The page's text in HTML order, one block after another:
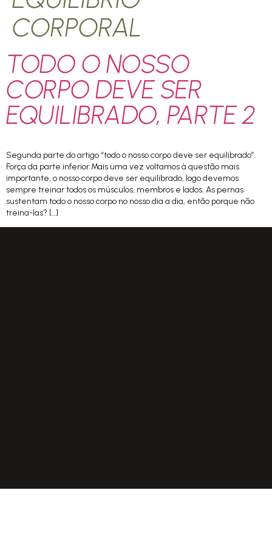
CORPORAL
TODO O NOSSO
CORPO DEVE SER
EQUILIBRADO, PARTE 2
Segunda parte do artigo “todo o nosso corpo deve ser equilibrado”.
Força da parte inferior Mais uma vez voltamos à questão mais
importante, o nosso corpo deve ser equilibrado, logo devemos
sempre treinar todos os músculos, membros e lados. As pernas
sustentam todo o nosso corpo no nosso dia a dia, então porque não
treina-las? […]